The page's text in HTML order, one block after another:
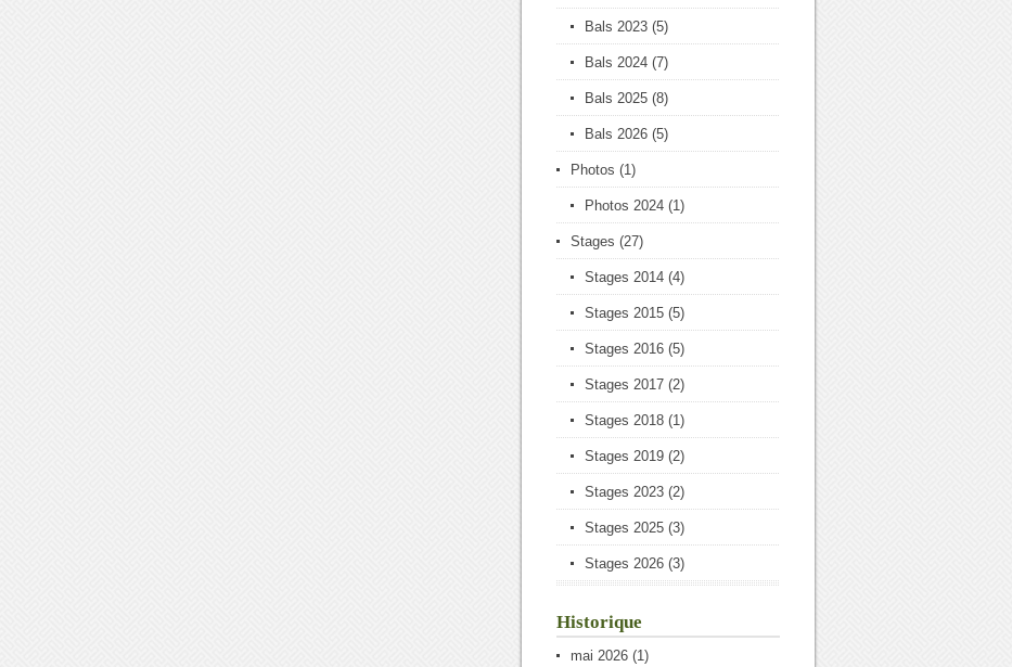
Bals 2023 (5)
Bals 2024 (7)
Bals 2025 (8)
Bals 2026 (5)
Photos (1)
Photos 2024 (1)
Stages (27)
Stages 2014 (4)
Stages 2015 (5)
Stages 2016 (5)
Stages 2017 (2)
Stages 2018 (1)
Stages 2019 (2)
Stages 2023 (2)
Stages 2025 (3)
Stages 2026 (3)
Historique
mai 2026 (1)